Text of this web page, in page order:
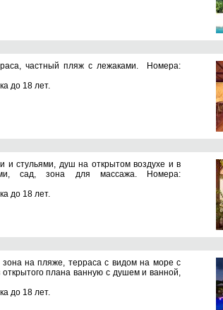
частный пляж с лежаками. Номера:
до 18 лет.
и стульями, душ на открытом воздухе и в
сад, зона для массажа. Номера:
до 18 лет.
на пляже, терраса с видом на море с
плана ванную с душем и ванной,
до 18 лет.